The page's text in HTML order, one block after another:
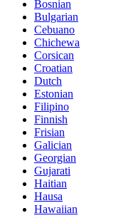
Bosnian
Bulgarian
Cebuano
Chichewa
Corsican
Croatian
Dutch
Estonian
Filipino
Finnish
Frisian
Galician
Georgian
Gujarati
Haitian
Hausa
Hawaiian